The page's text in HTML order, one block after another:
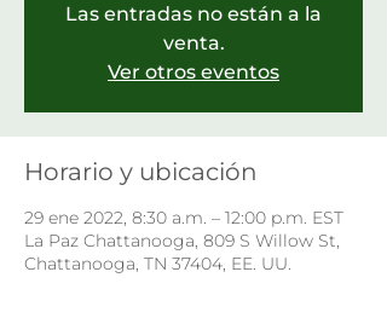
Las entradas no están a la
venta.
Ver otros eventos
Horario y ubicación
29 ene 2022, 8:30 a.m. – 12:00 p.m. EST
La Paz Chattanooga, 809 S Willow St,
Chattanooga, TN 37404, EE. UU.